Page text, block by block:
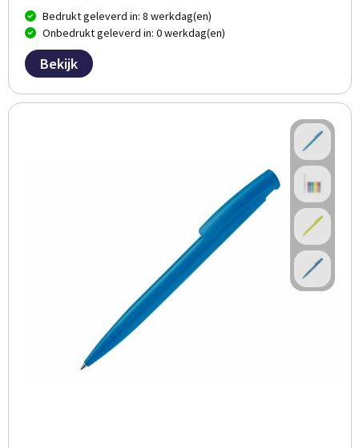
Bedrukt geleverd in: 8 werkdag(en)
Onbedrukt geleverd in: 0 werkdag(en)
Bekijk